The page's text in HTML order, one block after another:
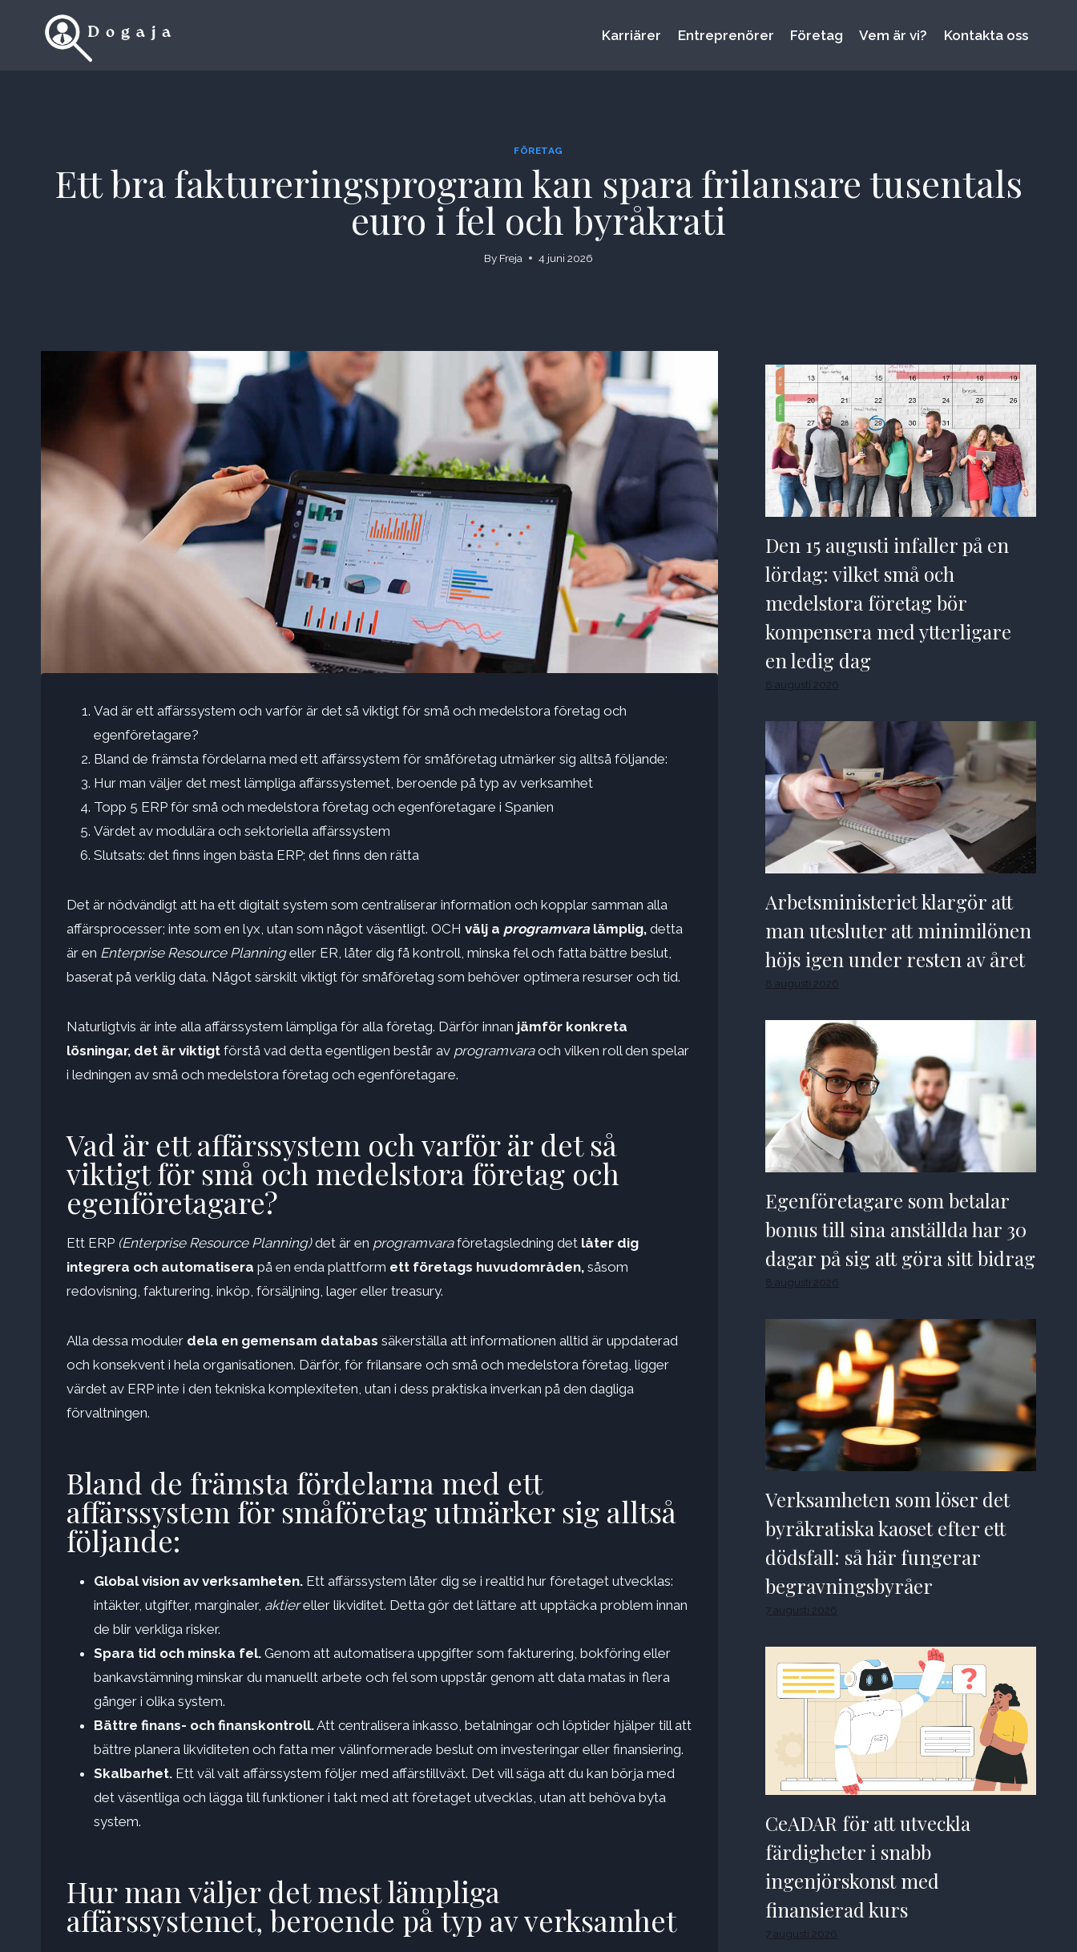
Karriärer Entreprenörer Företag Vem är vi? Kontakta oss
FÖRETAG
Ett bra faktureringsprogram kan spara frilansare tusentals
euro i fel och byråkrati
By Freja 4 juni 2026
Vad är ett affärssystem och varför är det så viktigt för små och medelstora företag och
egenföretagare?
Bland de främsta fördelarna med ett affärssystem för småföretag utmärker sig alltså följande:
Hur man väljer det mest lämpliga affärssystemet, beroende på typ av verksamhet
Topp 5 ERP för små och medelstora företag och egenföretagare i Spanien
Värdet av modulära och sektoriella affärssystem
Slutsats: det finns ingen bästa ERP; det finns den rätta
Det är nödvändigt att ha ett digitalt system som centraliserar information och kopplar samman alla
affärsprocesser; inte som en lyx, utan som något väsentligt. OCH välj a programvaralämplig, detta
är en Enterprise Resource Planningeller ER, låter dig få kontroll, minska fel och fatta bättre beslut,
baserat på verklig data. Något särskilt viktigt för småföretag som behöver optimera resurser och tid.
Naturligtvis är inte alla affärssystem lämpliga för alla företag. Därför innan jämför konkreta
lösningar, det är viktigt förstå vad detta egentligen består av programvaraoch vilken roll den spelar
i ledningen av små och medelstora företag och egenföretagare.
Vad är ett affärssystem och varför är det så
viktigt för små och medelstora företag och
egenföretagare?
Ett ERP (Enterprise Resource Planning)det är en programvaraföretagsledning det låter dig
integrera och automatisera på en enda plattform ett företags huvudområden, såsom
redovisning, fakturering, inköp, försäljning, lager eller treasury.
Alla dessa moduler dela en gemensam databas säkerställa att informationen alltid är uppdaterad
och konsekvent i hela organisationen. Därför, för frilansare och små och medelstora företag, ligger
värdet av ERP inte i den tekniska komplexiteten, utan i dess praktiska inverkan på den dagliga
förvaltningen.
Bland de främsta fördelarna med ett
affärssystem för småföretag utmärker sig alltså
följande:
Global vision av verksamheten. Ett affärssystem låter dig se i realtid hur företaget utvecklas:
intäkter, utgifter, marginaler, aktiereller likviditet. Detta gör det lättare att upptäcka problem innan
de blir verkliga risker.
Spara tid och minska fel. Genom att automatisera uppgifter som fakturering, bokföring eller
bankavstämning minskar du manuellt arbete och fel som uppstår genom att data matas in flera
gånger i olika system.
Bättre finans- och finanskontroll.Att centralisera inkasso, betalningar och löptider hjälper till att
bättre planera likviditeten och fatta mer välinformerade beslut om investeringar eller finansiering.
Skalbarhet. Ett väl valt affärssystem följer med affärstillväxt. Det vill säga att du kan börja med
det väsentliga och lägga till funktioner i takt med att företaget utvecklas, utan att behöva byta
system.
Hur man väljer det mest lämpliga
affärssystemet, beroende på typ av verksamhet
Den 15 augusti infaller på en
lördag: vilket små och
medelstora företag bör
kompensera med ytterligare
en ledig dag
8 augusti 2026
Arbetsministeriet klargör att
man utesluter att minimilönen
höjs igen under resten av året
8 augusti 2026
Egenföretagare som betalar
bonus till sina anställda har 30
dagar på sig att göra sitt bidrag
8 augusti 2026
Verksamheten som löser det
byråkratiska kaoset efter ett
dödsfall: så här fungerar
begravningsbyråer
7 augusti 2026
CeADAR för att utveckla
färdigheter i snabb
ingenjörskonst med
finansierad kurs
7 augusti 2026